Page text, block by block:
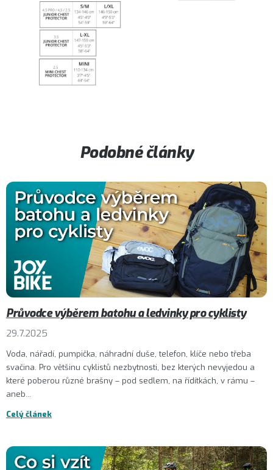
Podobné články
Průvodce výběrem batohu a ledvinky pro cyklisty
29.7.2025
Voda, nářadí, pumpička, náhradní duše, telefon, klíče nebo třeba
svačina. Pro většinu cyklistů nezbytnosti, bez kterých nevyjedou a
které poberou různé brašny – pod sedlem, na řídítkách, v rámu –
aneb...
Celý článek